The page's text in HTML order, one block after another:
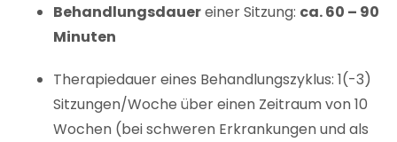
Behandlungsdauereiner Sitzung: ca.60 – 90
Minuten
Therapiedauer eines Behandlungszyklus: 1(-3)
Sitzungen/Woche über einen Zeitraum von 10
Wochen (bei schweren Erkrankungen und als